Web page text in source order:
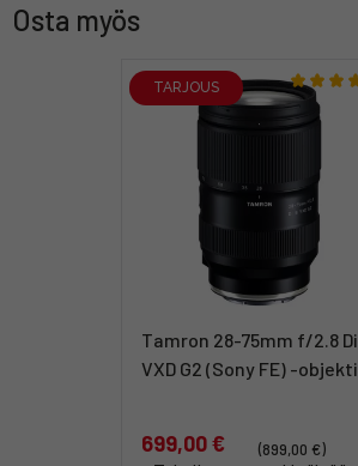
Osta myös
TARJOUS
Tamron 28-75mm f/2.8 Di
VXD G2 (Sony FE) -
699,00 €
(899,00 €)